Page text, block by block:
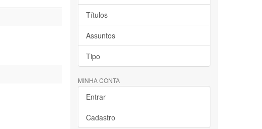
Títulos
Assuntos
Tipo
MINHA CONTA
Entrar
Cadastro